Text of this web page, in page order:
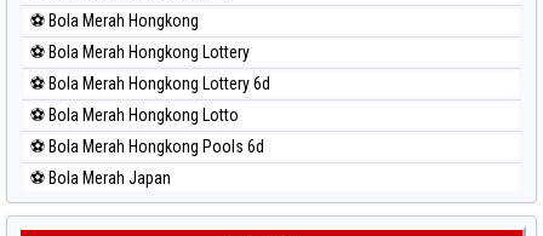
⚽ Bola Merah Hongkong
⚽ Bola Merah Hongkong Lottery
⚽ Bola Merah Hongkong Lottery 6d
⚽ Bola Merah Hongkong Lotto
⚽ Bola Merah Hongkong Pools 6d
⚽ Bola Merah Japan
⚽ Bola Merah Japan 6d